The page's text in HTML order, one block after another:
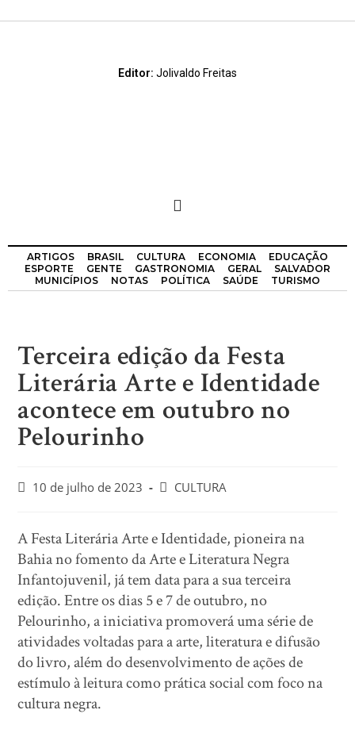
Editor: Jolivaldo Freitas
ARTIGOS BRASIL CULTURA ECONOMIA
EDUCAÇÃO
ESPORTE
GENTE GASTRONOMIA GERAL
SALVADOR
MUNICÍPIOS
NOTAS POLÍTICA SAÚDE TURISMO
Terceira edição da Festa
Literária Arte e Identidade
acontece em outubro no
Pelourinho
10 de julho de 2023 CULTURA
A Festa Literária Arte e Identidade, pioneira na
Bahia no fomento da Arte e Literatura Negra
Infantojuvenil, já tem data para a sua terceira
edição. Entre os dias 5 e 7 de outubro, no
Pelourinho, a iniciativa promoverá uma série de
atividades voltadas para a arte, literatura e difusão
do livro, além do desenvolvimento de ações de
estímulo à leitura como prática social com foco na
cultura negra.